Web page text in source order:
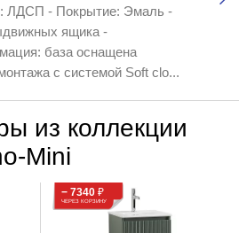
ЛДСП - Покрытие: Эмаль -
ящика -
база оснащена
с системой Soft clo...
из коллекции
Mini
− 7340 ₽
ЧЕРЕЗ КОРЗИНУ